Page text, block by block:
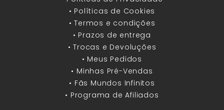
• Políticas de Cookies
• Termos e condições
• Prazos de entrega
• Trocas e Devoluções
• Meus Pedidos
• Minhas Pré-Vendas
• Fãs Mundos Infinitos
• Programa de Afiliados